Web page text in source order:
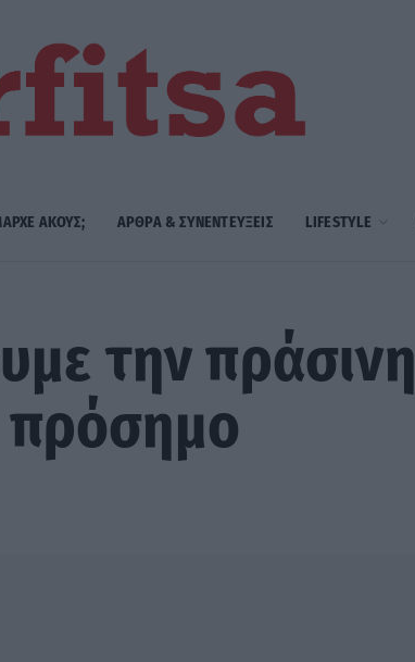
ΑΚΟΥΣ; ΑΡΘΡΑ & ΣΥΝΕΝΤΕΥΞΕΙΣ LIFESTYLE
την πράσινη
πρόσημο